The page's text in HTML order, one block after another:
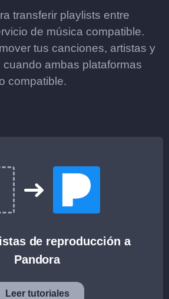
transferir playlists entre
de música compatible.
tus canciones, artistas y
ambas plataformas
compatible.
de reproducción a
Pandora
Leer tutoriales